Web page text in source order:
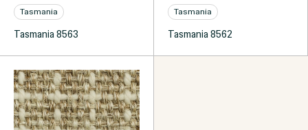
Tasmania
Tasmania 8563
Tasmania
Tasmania 8562